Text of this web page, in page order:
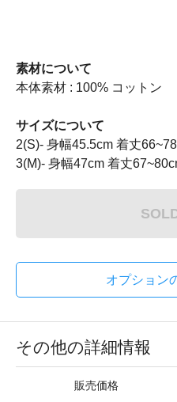
素材について
本体素材 : 100% コットン
サイズについて
2(S)- 身幅45.5cm 着丈
3(M)- 身幅47cm 着丈
オプション
その他の詳細情報
販売価格